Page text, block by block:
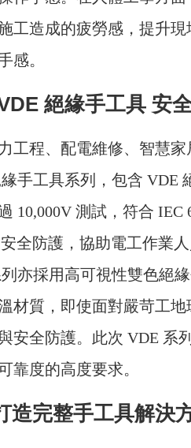
工造成的疲勞感，提升
感。
絕緣手工具 安
工程、配電維修、智慧
手工具系列，包含 VDE
10,000V 測試，符合
安全防護，協助電工作業
亦採用高可視性雙色絕
材質，即使面對嚴苛工
安全防護。此次 VDE 系
靠度的高度要求。
造完整手工具解決